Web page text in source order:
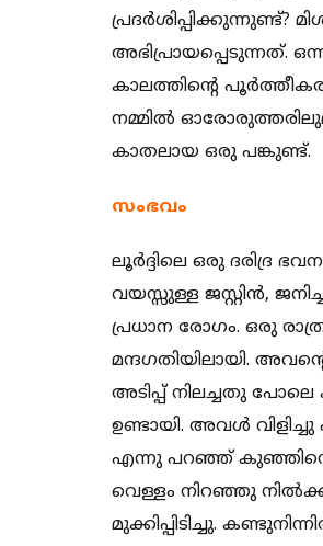
അഭിപ്രായപ്പെടുന്നത്.
കാലത്തിന്‍റെ
നമ്മില്‍
കാതലായ ഒരു പങ്കുണ്ട്.
സംഭവം
ലൂര്‍ദ്ദിലെ ഒരു
വയസ്സുള്ള ജസ്റ്റിന്‍,
പ്രധാന രോഗം. ഒരു
മന്ദഗതിയിലായി.
അടിപ്പ് നിലച്ചതു പോലെ
ഉണ്ടായി. അവള്‍
എന്നു പറഞ്ഞ്
വെള്ളം നിറഞ്ഞു
മുക്കിപ്പിടിച്ചു.